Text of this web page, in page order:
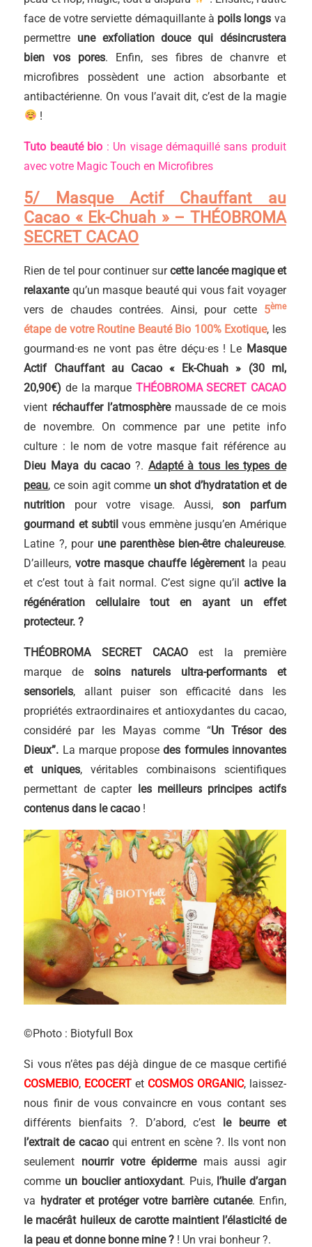
face de votre serviette démaquillante à poils longs va
permettre une exfoliation douce qui désincrustera
bien vos pores. Enfin, ses fibres de chanvre et
microfibres possèdent une action absorbante et
antibactérienne. On vous l’avait dit, c’est de la magie
!
Tuto beauté bio : Un visage démaquillé sans produit
avec votre Magic Touch en Microfibres
5/ Masque Actif Chauffant au
Cacao « Ek-Chuah » – THÉOBROMA
SECRET CACAO
Rien de tel pour continuer surcette lancée magique et
relaxantequ’un masque beauté qui vous fait voyager
vers de chaudes contrées. Ainsi, pour cette 5ème
étape de votre Routine Beauté Bio 100% Exotique, les
gourmand·es ne vont pas être déçu·es ! Le Masque
Actif Chauffant au Cacao « Ek-Chuah » (30 ml,
20,90€) de la marque THÉOBROMA SECRET CACAO
vient réchauffer l’atmosphèremaussade de ce mois
de novembre. On commence par une petite info
culture : le nom de votre masque fait référence au
Dieu Maya du cacao ?. Adapté à tous les types de
peau, ce soin agit comme un shot d’hydratation et de
nutrition pour votre visage. Aussi,son parfum
gourmand et subtilvous emmène jusqu’en Amérique
Latine ?, pour une parenthèse bien-être chaleureuse.
D’ailleurs,votre masque chauffe légèrementla peau
et c’est tout à fait normal. C’est signe qu’il active la
régénération cellulaire tout en ayant un effet
protecteur. ?
THÉOBROMA SECRET CACAOest la première
marque desoins naturels ultra-performants et
sensoriels, allant puiser son efficacité dans les
propriétés extraordinaires et antioxydantes du cacao,
considéré par les Mayas comme “Un Trésor des
Dieux”. La marque proposedes formules innovantes
et uniques, véritables combinaisons scientifiques
permettant de capter les meilleurs principes actifs
contenus dans le cacao !
©Photo : Biotyfull Box
Si vous n’êtes pas déjà dingue de ce masque certifié
COSMEBIO, ECOCERT et COSMOS ORGANIC, laissez-
nous finir de vous convaincre en vous contant ses
différents bienfaits ?. D’abord, c’est le beurre et
l’extrait de cacaoqui entrent en scène ?. Ils vont non
seulement nourrir votre épidermemais aussi agir
comme un bouclier antioxydant. Puis,l’huile d’argan
va hydrater et protéger votre barrière cutanée. Enfin,
le macérât huileux de carotte maintient l’élasticité de
la peau et donne bonne mine ? ! Un vrai bonheur ?.